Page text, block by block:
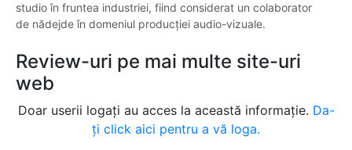
studio în fruntea industriei, fiind considerat un colaborator
de nădejde în domeniul producției audio-vizuale.
Review-uri pe mai multe site-uri
web
Doar userii logați au acces la această informație. Da-
ți click aici pentru a vă loga.